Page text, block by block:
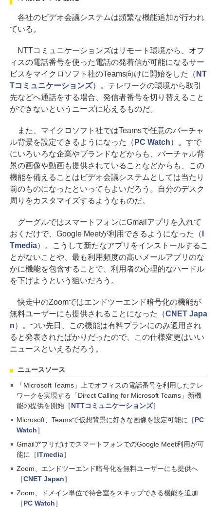
各社のビデオ会議システムは頻繁な機能追加が行われ
ている。
NTTコミュニケーションズはリモート環境から、オフ
ィスの電話番号を使った電話の発着信が可能になるサー
ビスをマイクロソフト社のTeams向けに開始をした（ NT
Tコミュニケーションズ）。テレワークの環境から取引
先などへ通話をする場合、発信者番号を切り替えること
ができないというニーズに応えるものだ。
また、マイクロソフト社ではTeamsで任意のバーチャ
ル背景を設定できるようになった（ PC Watch）。すで
にいろいろな企業やブランドなどからも、バーチャル背
景の画像や動画も提供されていることなどからも、この
機能を備えることはビデオ会議システムとしては当たり
前のものになったといってもよいだろう。自分のデスク
周りをカスタマイズするようなものだ。
グーグルではスマートフォンにGmailアプリを入れて
おくだけで、Google Meetが利用できるようになった（
Tmedia）。こうして新たなアプリをインストールするこ
とがないことや、最も利用頻度の高いメールアプリのな
かに機能を包含することで、利用者の心理的なハードル
を下げようという狙いだろう。
快走中のZoomではエンドツーエンド暗号化の機能が
無料ユーザーにも提供されることになった（CNET Japa
n）。つい先日、この機能は有料プランにのみ適用され
ると発表されたばかりだったので、この仕様変更はいい
ニュースといえるだろう。
ニュースソース
「Microsoft Teams」上でオフィスの電話番号を利用したテレ
ワークを実現する「Direct Calling for Microsoft Teams」新機
能の提供を開始［NTTコミュニケーションズ］
Microsoft、Teamsで仮想背景に好きな画像を設定可能に［PC
Watch］
GmailアプリだけでスマートフォンでのGoogle Meet利用が可
能に［ITmedia］
Zoom、エンドツーエンド暗号化を無料ユーザーにも提供へ
［CNET Japan］
Zoom、ドメイン単位で待合室をスキップできる機能を追加
［PC Watch］